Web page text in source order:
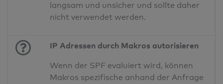
langsam und unsicher und sollte daher
nicht verwendet werden.
IP Adressen durch Makros autorisieren
Wenn der SPF evaluiert wird, können
Makros spezifische anhand der Anfrage